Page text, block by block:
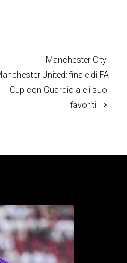
Manchester City-
United: finale di FA
Cup con Guardiola e i suoi
favoriti